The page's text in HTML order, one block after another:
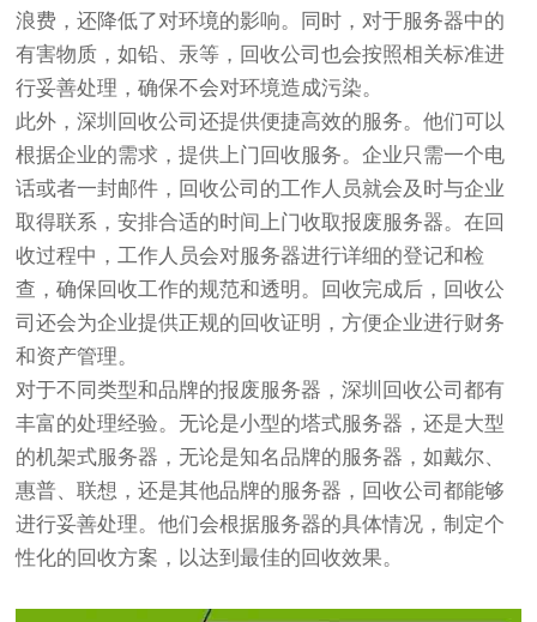
浪费，还降低了对环境的影响。同时，对于服务器中的
有害物质，如铅、汞等，回收公司也会按照相关标准进
行妥善处理，确保不会对环境造成污染。
此外，深圳回收公司还提供便捷高效的服务。他们可以
根据企业的需求，提供上门回收服务。企业只需一个电
话或者一封邮件，回收公司的工作人员就会及时与企业
取得联系，安排合适的时间上门收取报废服务器。在回
收过程中，工作人员会对服务器进行详细的登记和检
查，确保回收工作的规范和透明。回收完成后，回收公
司还会为企业提供正规的回收证明，方便企业进行财务
和资产管理。
对于不同类型和品牌的报废服务器，深圳回收公司都有
丰富的处理经验。无论是小型的塔式服务器，还是大型
的机架式服务器，无论是知名品牌的服务器，如戴尔、
惠普、联想，还是其他品牌的服务器，回收公司都能够
进行妥善处理。他们会根据服务器的具体情况，制定个
性化的回收方案，以达到最佳的回收效果。